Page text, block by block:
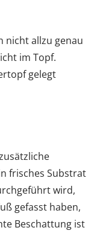
nicht allzu genau
im Topf.
gelegt
frisches Substrat
wird,
gefasst haben,
Beschattung ist